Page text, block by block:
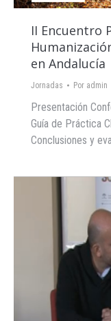
II Encuentro
en Andalucía
Jornadas Por admin
Presentación
Guía de Práctica
Conclusiones y